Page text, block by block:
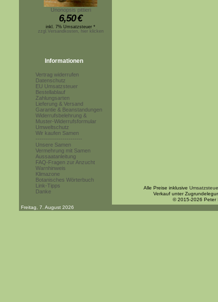
Unonopsis pittieri
6,50€
inkl. 7% Umsatzsteuer *
zzgl.Versandkosten, hier klicken
Informationen
Vertrag widerrufen
Datenschutz
EU Umsatzsteuer
Bestellablauf
Zahlungsarten
Lieferung & Versand
Garantie & Beanstandungen
Widerrufsbelehrung &
Muster-Widerrufsformular
Umweltschutz
Wir kaufen Samen
------------------------
Unsere Samen
Vermehrung mit Samen
Aussaatanleitung
FAQ-Fragen zur Anzucht
Warnhinweis
Klimazone
Botanisches Wörterbuch
Link-Tipps
Danke
Alle Preise inklusive
Verkauf unter
© 2015-2026 Peter
Freitag, 7. August 2026